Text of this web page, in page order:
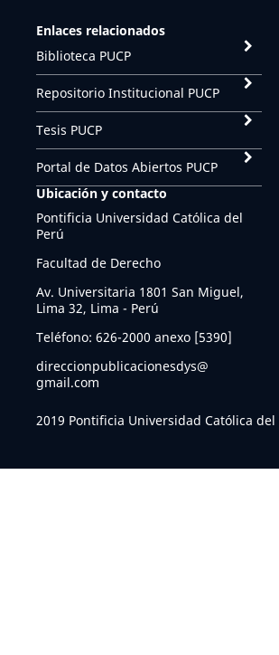
Enlaces relacionados
Biblioteca PUCP
Repositorio Institucional PUCP
Tesis PUCP
Portal de Datos Abiertos PUCP
Ubicación y contacto
Pontificia Universidad Católica del
Perú
Facultad de Derecho
Av. Universitaria 1801 San Miguel,
Lima 32, Lima - Perú
Teléfono: 626-2000 anexo [5390]
direccionpublicacionesdys@
gmail.com
2019 Pontificia Universidad Católica del